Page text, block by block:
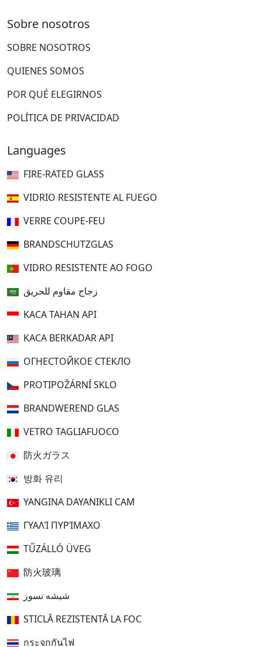
Sobre nosotros
SOBRE NOSOTROS
QUIENES SOMOS
POR QUÉ ELEGIRNOS
POLÍTICA DE PRIVACIDAD
Languages
FIRE-RATED GLASS
VIDRIO RESISTENTE AL FUEGO
VERRE COUPE-FEU
BRANDSCHUTZGLAS
VIDRO RESISTENTE AO FOGO
زجاج مقاوم للحريق
KACA TAHAN API
KACA BERKADAR API
ОГНЕСТОЙКОЕ СТЕКЛО
PROTIPOŽÁRNÍ SKLO
BRANDWEREND GLAS
VETRO TAGLIAFUOCO
防火ガラス
방화 유리
YANGINA DAYANIKLI CAM
ΓΥΑΛΊ ΠΥΡΊΜΑΧΟ
TŰZÁLLÓ ÜVEG
防火玻璃
شیشه نسوز
STICLĂ REZISTENTĂ LA FOC
กระจกกันไฟ